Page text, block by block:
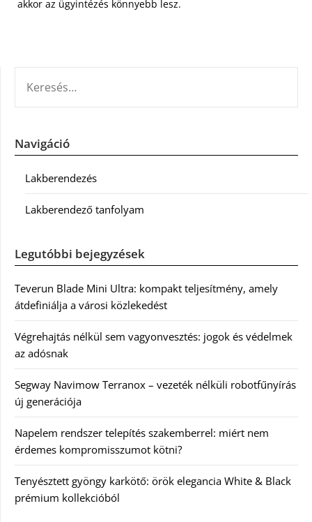
akkor az ügyintézés könnyebb lesz.
Navigáció
Lakberendezés
Lakberendező tanfolyam
Legutóbbi bejegyzések
Teverun Blade Mini Ultra: kompakt teljesítmény, amely
átdefiniálja a városi közlekedést
Végrehajtás nélkül sem vagyonvesztés: jogok és védelmek
az adósnak
Segway Navimow Terranox – vezeték nélküli robotfűnyírás
új generációja
Napelem rendszer telepítés szakemberrel: miért nem
érdemes kompromisszumot kötni?
Tenyésztett gyöngy karkötő: örök elegancia White & Black
prémium kollekcióból